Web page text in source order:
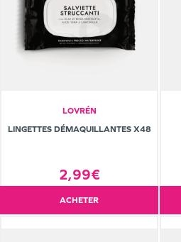
LOVRÉN
LINGETTES DÉMAQUILLANTES X48
2,99€
ACHETER